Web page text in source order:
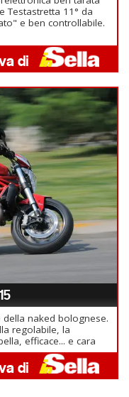
Testastretta 11° da
e ben controllabile.
naked bolognese.
regolabile, la
efficace... e cara